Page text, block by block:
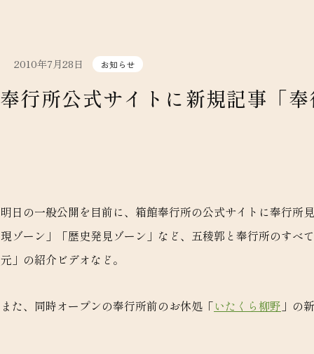
2010年7月28日 お知らせ
奉行所公式サイトに新規記事「
明日の一般公開を目前に、箱館奉行所の公式サイトに奉行所
現ゾーン」「歴史発見ゾーン」など、五稜郭と奉行所のすべ
元」の紹介ビデオなど。
また、同時オープンの奉行所前のお休処「いたくら柳野 」の